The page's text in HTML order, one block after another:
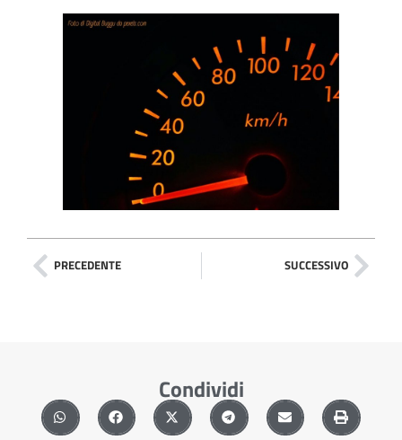
PRECEDENTE SUCCESSIVO
Condividi